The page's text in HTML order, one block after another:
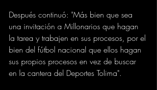
Después continuó: "Más bien que sea
una invitación a Millonarios que hagan
la tarea y trabajen en sus procesos, por el
bien del fútbol nacional que ellos hagan
sus propios procesos en vez de buscar
en la cantera del Deportes Tolima".